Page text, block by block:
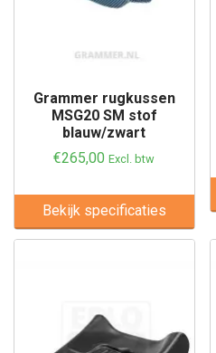
Grammer rugkussen
MSG20 SM stof
blauw/zwart
€265,00 Excl. btw
Bekijk specificaties